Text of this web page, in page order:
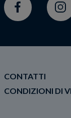
Facebook
CONTATTI
CONDIZIONI DI